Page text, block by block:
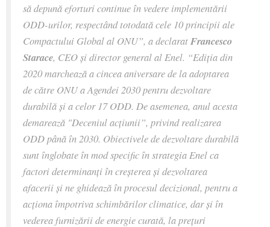
să depună eforturi continue în vedere implementării
ODD-urilor, respectând totodată cele 10 principii ale
Compactului Global al ONU”, a declaratFrancesco
Starace, CEO și director general al Enel. “Ediția din
2020 marchează a cincea aniversare de la adoptarea
de către ONU a Agendei 2030 pentru dezvoltare
durabilă și a celor 17 ODD. De asemenea, anul acesta
demarează "Deceniul acțiunii”, privind realizarea
ODD până în 2030. Obiectivele de dezvoltare durabilă
sunt înglobate în mod specific în strategia Enel ca
factori determinanți în creșterea și dezvoltarea
afacerii și ne ghidează în procesul decizional, pentru a
acționa împotriva schimbărilor climatice, dar și în
vederea furnizării de energie curată, la prețuri